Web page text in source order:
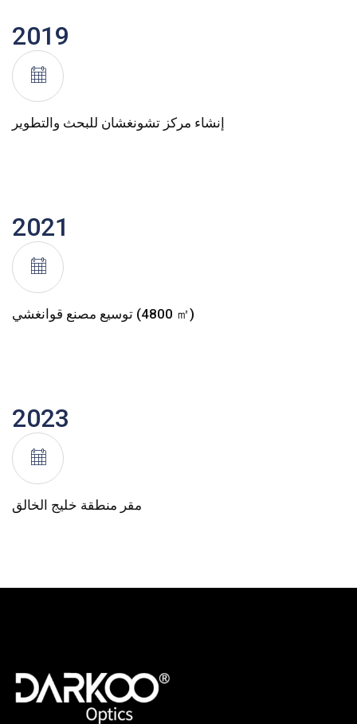
2019
إنشاء مركز تشونغشان للبحث والتطوير
2021
توسيع مصنع قوانغشي (4800 ㎡)
2023
مقر منطقة خليج الخالق